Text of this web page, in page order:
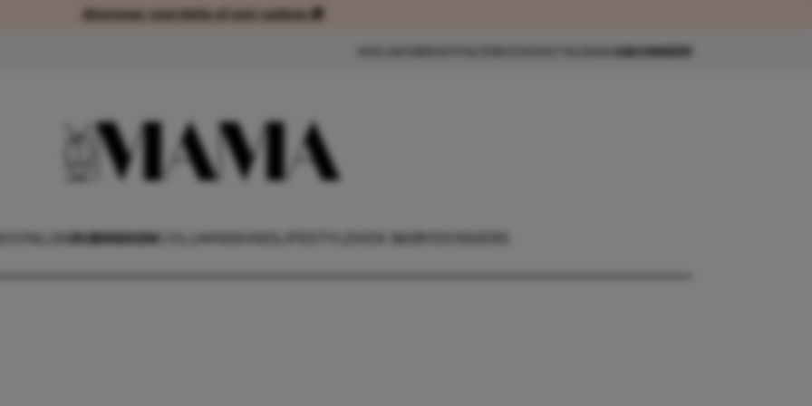
Abonneer voordelig of met cadeau 🎁Abonneer voordelig of met cadeau 🎁
ABONNEER
RUBRIEKEN